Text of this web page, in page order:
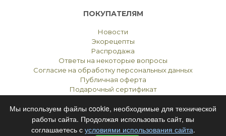
ПОКУПАТЕЛЯМ
Новости
Экорецепты
Распродажа
Ответы на некоторые вопросы
Согласие на обработку персональных данных
Публичная оферта
Подарочный сертификат
ЭКОСТОРИЯЧЕЛЯБИНСК © 2021
Мы используем файлы cookie, необходимые для технической
работы сайта. Продолжая использовать сайт, вы
соглашаетесь с условиями использования сайта.